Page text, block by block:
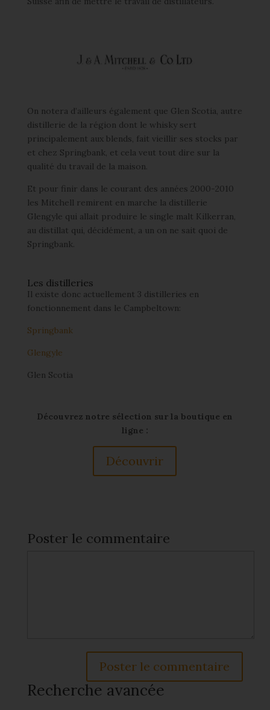
On notera d’ailleurs également que Glen Scotia, autre
distillerie de la région dont le whisky sert
principalement aux blends, fait vieillir ses stocks par
et chez Springbank, et cela veut tout dire sur la
qualité du travail de la maison.
Et pour finir dans le courant des années 2000-2010
les Mitchell remirent en marche la distillerie
Glengyle qui allait produire le single malt Kilkerran,
au distillat qui, décidément, a un on ne sait quoi de
Springbank.
Les distilleries
Il existe donc actuellement 3 distilleries en
fonctionnement dans le Campbeltown:
Springbank
Glengyle
Glen Scotia
Découvrez notre sélection sur la boutique en
ligne :
Découvrir
Poster le commentaire
Recherche avancée